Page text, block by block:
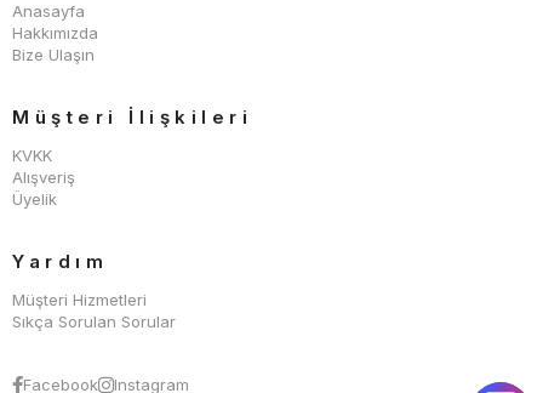
Anasayfa
Hakkımızda
Bize Ulaşın
Müşteri İlişkileri
KVKK
Alışveriş
Üyelik
Yardım
Müşteri Hizmetleri
Sıkça Sorulan Sorular
Facebook Instagram